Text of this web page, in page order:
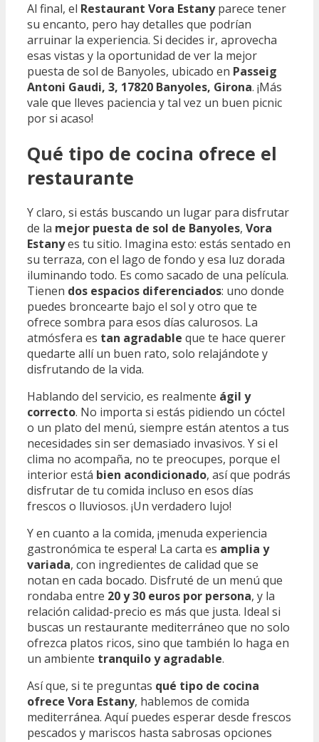
Al final, el Restaurant Vora Estanyparece tener
su encanto, pero hay detalles que podrían
arruinar la experiencia. Si decides ir, aprovecha
esas vistas y la oportunidad de ver la mejor
puesta de sol de Banyoles, ubicado en Passeig
Antoni Gaudi, 3, 17820 Banyoles, Girona. ¡Más
vale que lleves paciencia y tal vez un buen picnic
por si acaso!
Qué tipo de cocina ofrece el
restaurante
Y claro, si estás buscando un lugar para disfrutar
de la mejor puesta de sol de Banyoles, Vora
Estanyes tu sitio. Imagina esto: estás sentado en
su terraza, con el lago de fondo y esa luz dorada
iluminando todo. Es como sacado de una película.
Tienen dos espacios diferenciados: uno donde
puedes broncearte bajo el sol y otro que te
ofrece sombra para esos días calurosos. La
atmósfera es tan agradable que te hace querer
quedarte allí un buen rato, solo relajándote y
disfrutando de la vida.
Hablando del servicio, es realmente ágil y
correcto. No importa si estás pidiendo un cóctel
o un plato del menú, siempre están atentos a tus
necesidades sin ser demasiado invasivos. Y si el
clima no acompaña, no te preocupes, porque el
interior está bien acondicionado, así que podrás
disfrutar de tu comida incluso en esos días
frescos o lluviosos. ¡Un verdadero lujo!
Y en cuanto a la comida, ¡menuda experiencia
gastronómica te espera! La carta es amplia y
variada, con ingredientes de calidad que se
notan en cada bocado. Disfruté de un menú que
rondaba entre 20 y 30 euros por persona, y la
relación calidad-precio es más que justa. Ideal si
buscas un restaurante mediterráneo que no solo
ofrezca platos ricos, sino que también lo haga en
un ambiente tranquilo y agradable.
Así que, si te preguntas qué tipo de cocina
ofrece Vora Estany, hablemos de comida
mediterránea. Aquí puedes esperar desde frescos
pescados y mariscos hasta sabrosas opciones